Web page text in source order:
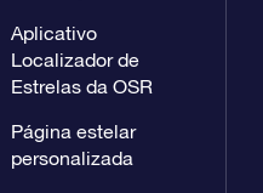
Aplicativo
Localizador de
Estrelas da OSR
Página estelar
personalizada